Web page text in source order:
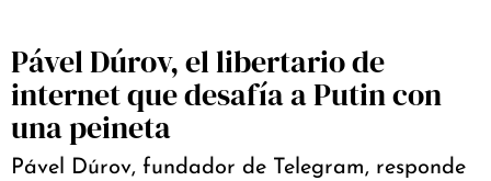
Pável Dúrov, el libertario de
internet que desafía a Putin con
una peineta
Pável Dúrov, fundador de Telegram, responde